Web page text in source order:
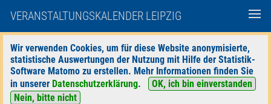
VERANSTALTUNGSKALENDER LEIPZIG
Wir verwenden Cookies, um für diese Website anonymisierte,
statistische Auswertungen der Nutzung mit Hilfe der Statistik-
Software Matomo zu erstellen. Mehr Informationen finden Sie
in unserer Datenschutzerklärung.
OK, ich bin einverstanden
Nein, bitte nicht